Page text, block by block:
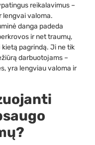
reikalavimus –
lengvai valoma.
danga padeda
ir net traumų,
kietą pagrindą. Ji ne tik
darbuotojams –
yra lengviau valoma ir